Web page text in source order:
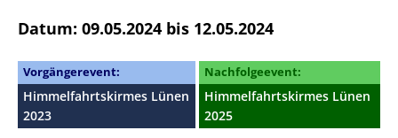
Datum: 09.05.2024 bis 12.05.2024
Vorgängerevent:
Himmelfahrtskirmes Lünen
2023
Nachfolgeevent:
Himmelfahrtskirmes Lünen
2025